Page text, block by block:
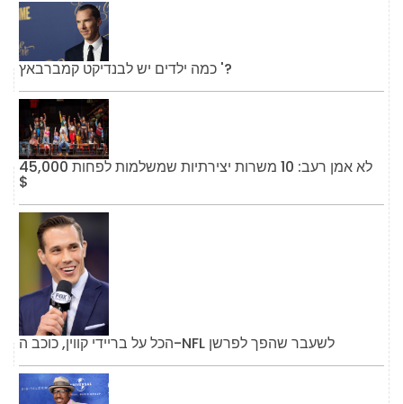
כמה ילדים יש לבנדיקט קמברבאץ '?
לא אמן רעב: 10 משרות יצירתיות שמשלמות לפחות 45,000
$
הכל על בריידי קווין, כוכב ה-NFL לשעבר שהפך לפרשן